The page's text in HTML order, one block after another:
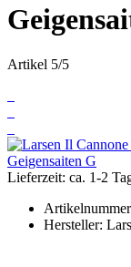
Artikel 5/5
Lieferzeit: ca. 1-2
Hersteller: